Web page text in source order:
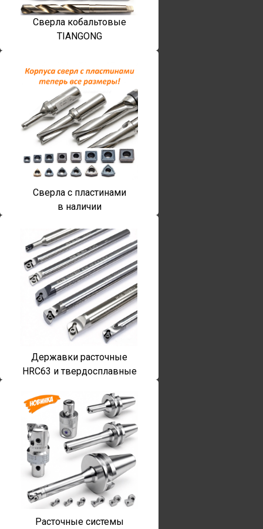
Сверла кобальтовые
TIANGONG
Сверла с пластинами
в наличии
Державки расточные
HRC63 и твердосплавные
Расточные системы